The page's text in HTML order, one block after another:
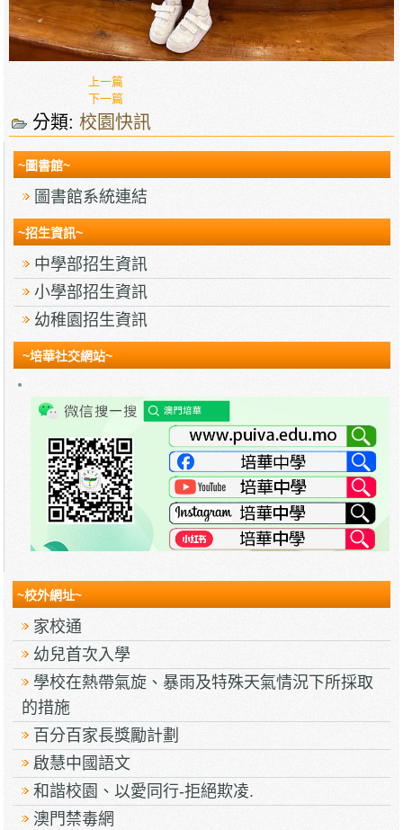
上一篇
下一篇
分類:校園快訊
~圖書館~
圖書館系統連結
~招生資訊~
中學部招生資訊
小學部招生資訊
幼稚園招生資訊
~培華社交網站~
~校外網址~
家校通
幼兒首次入學
學校在熱帶氣旋、暴雨及特殊天氣情況下所採取
的措施
百分百家長獎勵計劃
啟慧中國語文
和諧校園、以愛同行-拒絕欺凌.
澳門禁毒網